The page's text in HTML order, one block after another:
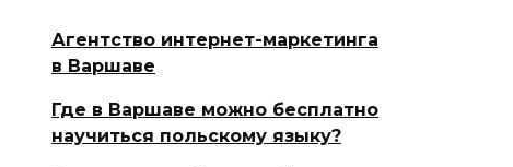
Агентство интернет-маркетинга
в Варшаве
Где в Варшаве можно бесплатно
научиться польскому языку?